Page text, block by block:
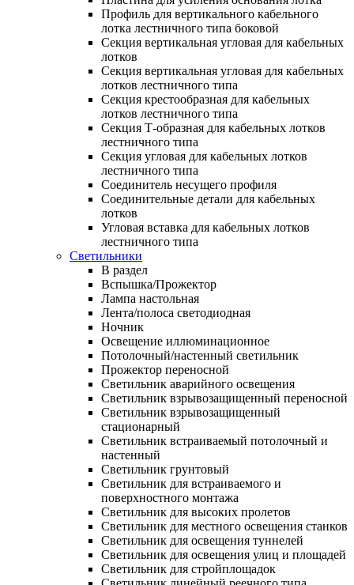
Профиль для вертикального кабельного
лотка лестничного типа боковой
Секция вертикальная угловая для кабельных
лотков
Секция вертикальная угловая для кабельных
лотков лестничного типа
Секция крестообразная для кабельных
лотков лестничного типа
Секция Т-образная для кабельных лотков
лестничного типа
Секция угловая для кабельных лотков
лестничного типа
Соединитель несущего профиля
Соединительные детали для кабельных
лотков
Угловая вставка для кабельных лотков
лестничного типа
Светильники
В раздел
Вспышка/Прожектор
Лампа настольная
Лента/полоса светодиодная
Ночник
Освещение иллюминационное
Потолочный/настенный светильник
Прожектор переносной
Светильник аварийного освещения
Светильник взрывозащищенный переносной
Светильник взрывозащищенный
стационарный
Светильник встраиваемый потолочный и
настенный
Светильник грунтовый
Светильник для встраиваемого и
поверхностного монтажа
Светильник для высоких пролетов
Светильник для местного освещения станков
Светильник для освещения туннелей
Светильник для освещения улиц и площадей
Светильник для стройплощадок